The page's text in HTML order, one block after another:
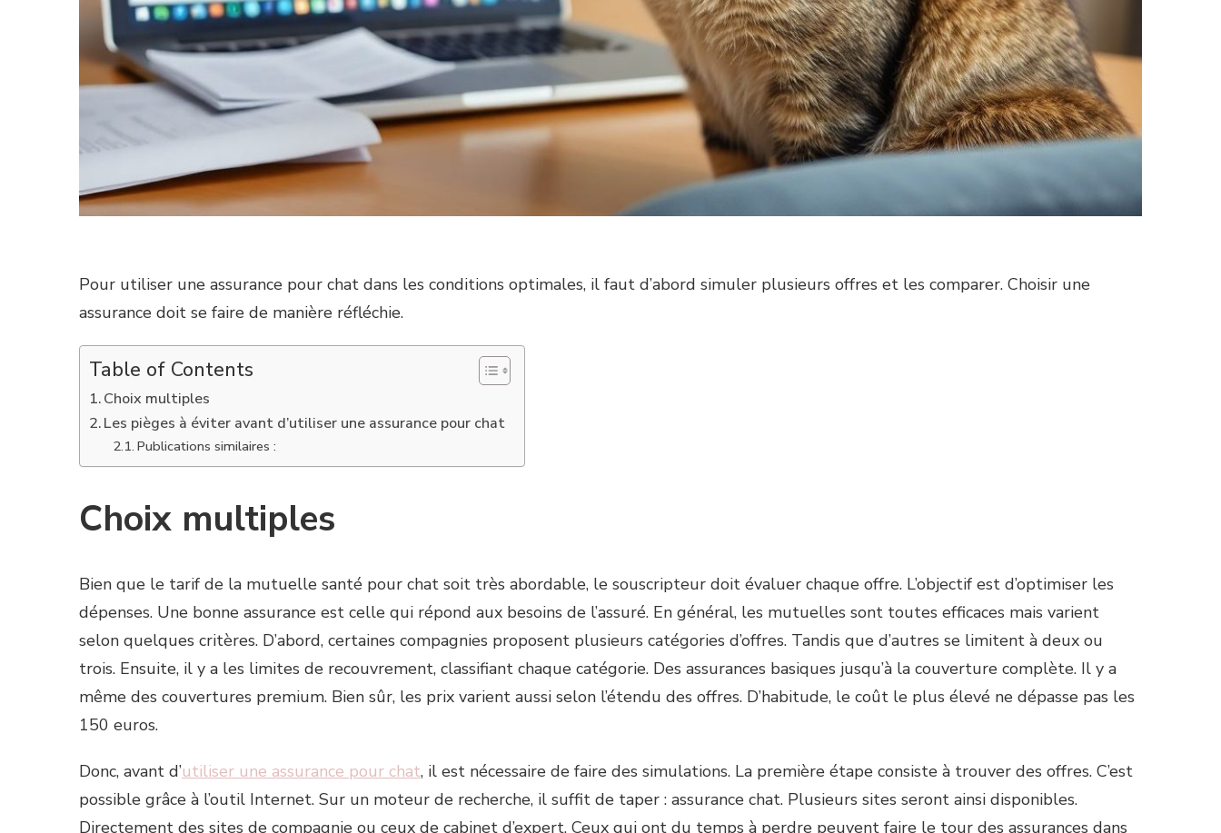
Pour utiliser une assurance pour chat dans les conditions optimales, il faut d’abord simuler plusieurs offres et les comparer. Choisir une
assurance doit se faire de manière réfléchie.
Table of Contents
Choix multiples
Les pièges à éviter avant d’utiliser une assurance pour chat
Publications similaires :
Choix multiples
Bien que le tarif de la mutuelle santé pour chat soit très abordable, le souscripteur doit évaluer chaque offre. L’objectif est d’optimiser les
dépenses. Une bonne assurance est celle qui répond aux besoins de l’assuré. En général, les mutuelles sont toutes efficaces mais varient
selon quelques critères. D’abord, certaines compagnies proposent plusieurs catégories d’offres. Tandis que d’autres se limitent à deux ou
trois. Ensuite, il y a les limites de recouvrement, classifiant chaque catégorie. Des assurances basiques jusqu’à la couverture complète. Il y a
même des couvertures premium. Bien sûr, les prix varient aussi selon l’étendu des offres. D’habitude, le coût le plus élevé ne dépasse pas les
150 euros.
Donc, avant d’utiliser une assurance pour chat, il est nécessaire de faire des simulations. La première étape consiste à trouver des offres. C’est
possible grâce à l’outil Internet. Sur un moteur de recherche, il suffit de taper : assurance chat. Plusieurs sites seront ainsi disponibles.
Directement des sites de compagnie ou ceux de cabinet d’expert. Ceux qui ont du temps à perdre peuvent faire le tour des assurances dans